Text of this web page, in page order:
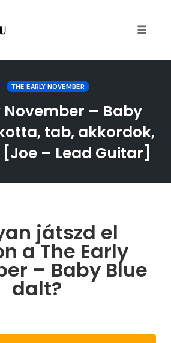
THE EARLY NOVEMBER
November – Baby
tab, akkordok,
– Lead Guitar]
játszd el
a The Early
– Baby Blue
dalt?